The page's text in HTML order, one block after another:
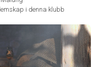
i denna klubb